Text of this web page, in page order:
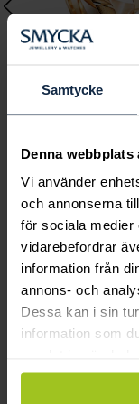
Samtycke
Denna webbplats
Vi använder
och annonserna
för sociala medier
vidarebefordrar
information från
annons- och
Dessa kan i sin
information som
C11328-4K
Pris:11 000 kr
11 000 kr